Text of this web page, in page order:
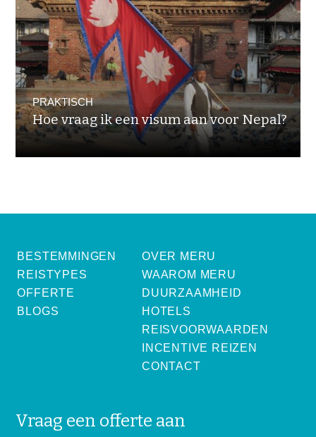
PRAKTISCH
Hoe vraag ik een visum aan voor Nepal?
Vraag een offerte aan
BESTEMMINGEN
REISTYPES
OFFERTE
BLOGS
OVER MERU
WAAROM MERU
DUURZAAMHEID
HOTELS
REISVOORWAARDEN
INCENTIVE REIZEN
CONTACT